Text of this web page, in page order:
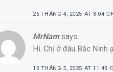
25 THÁNG 4, 2025 AT 3:04
MrNam says:
Hi. Chị ở đâu Bắc Ninh
19 THÁNG 5, 2025 AT 11:49